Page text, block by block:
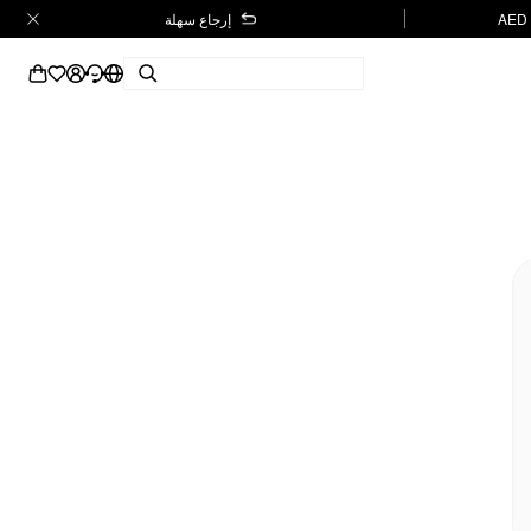
إرجاع سهلة